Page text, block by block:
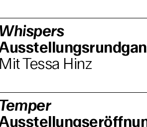
Whispers
Mit Tessa Hinz
Temper